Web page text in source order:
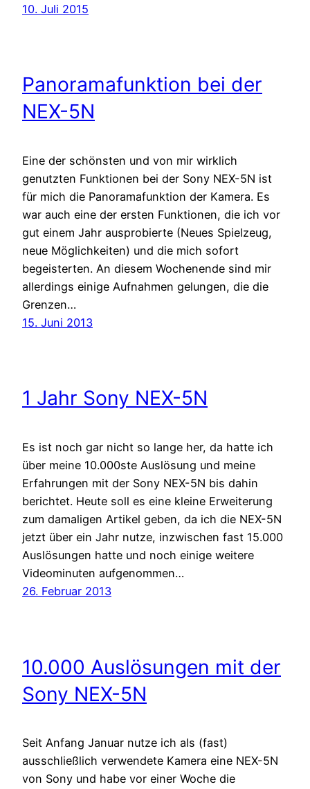
10. Juli 2015
Panoramafunktion bei der
NEX-5N
Eine der schönsten und von mir wirklich
genutzten Funktionen bei der Sony NEX-5N ist
für mich die Panoramafunktion der Kamera. Es
war auch eine der ersten Funktionen, die ich vor
gut einem Jahr ausprobierte (Neues Spielzeug,
neue Möglichkeiten) und die mich sofort
begeisterten. An diesem Wochenende sind mir
allerdings einige Aufnahmen gelungen, die die
Grenzen…
15. Juni 2013
1 Jahr Sony NEX-5N
Es ist noch gar nicht so lange her, da hatte ich
über meine 10.000ste Auslösung und meine
Erfahrungen mit der Sony NEX-5N bis dahin
berichtet. Heute soll es eine kleine Erweiterung
zum damaligen Artikel geben, da ich die NEX-5N
jetzt über ein Jahr nutze, inzwischen fast 15.000
Auslösungen hatte und noch einige weitere
Videominuten aufgenommen…
26. Februar 2013
10.000 Auslösungen mit der
Sony NEX-5N
Seit Anfang Januar nutze ich als (fast)
ausschließlich verwendete Kamera eine NEX-5N
von Sony und habe vor einer Woche die